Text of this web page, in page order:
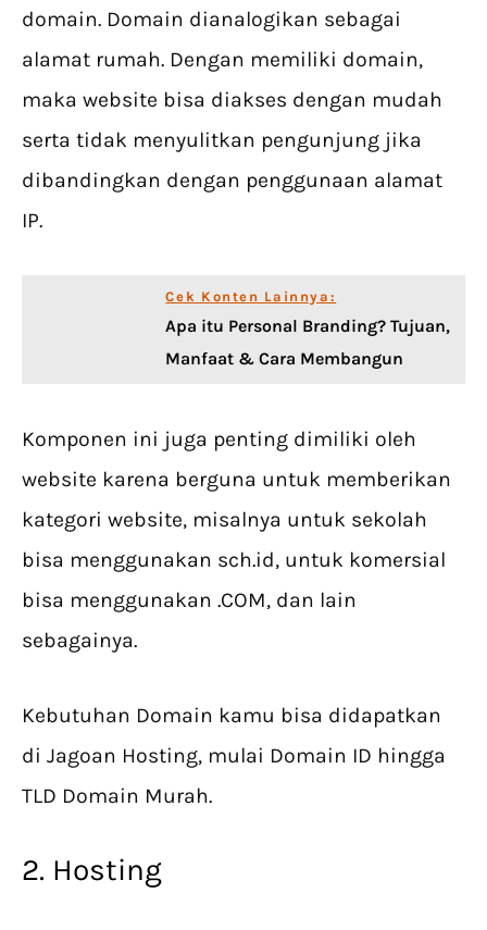
domain. Domain dianalogikan sebagai
alamat rumah. Dengan memiliki domain,
maka website bisa diakses dengan mudah
serta tidak menyulitkan pengunjung jika
dibandingkan dengan penggunaan alamat
IP.
Cek Konten Lainnya:
Apa itu Personal Branding? Tujuan,
Manfaat & Cara Membangun
Komponen ini juga penting dimiliki oleh
website karena berguna untuk memberikan
kategori website, misalnya untuk sekolah
bisa menggunakan sch.id, untuk komersial
bisa menggunakan .COM, dan lain
sebagainya.
Kebutuhan Domain kamu bisa didapatkan
di Jagoan Hosting, mulai Domain ID hingga
TLD Domain Murah.
2. Hosting